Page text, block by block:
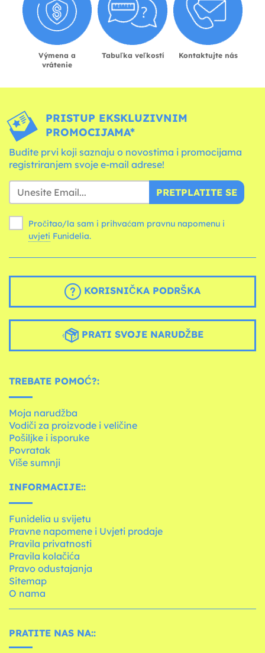
Výmena a
vrátenie
Tabuľka veľkostí Kontaktujte nás
PRISTUP EKSKLUZIVNIM
PROMOCIJAMA*
Budite prvi koji saznaju o novostima i promocijama
registriranjem svoje e-mail adrese!
PRETPLATITE SE
Pročitao/la sam i prihvaćam pravnu napomenu i
uvjeti Funidelia.
KORISNIČKA PODRŠKA
PRATI SVOJE NARUDŽBE
TREBATE POMOĆ?:
Moja narudžba
Vodiči za proizvode i veličine
Pošiljke i isporuke
Povratak
Više sumnji
INFORMACIJE::
Funidelia u svijetu
Pravne napomene i Uvjeti prodaje
Pravila privatnosti
Pravila kolačića
Pravo odustajanja
Sitemap
O nama
PRATITE NAS NA::